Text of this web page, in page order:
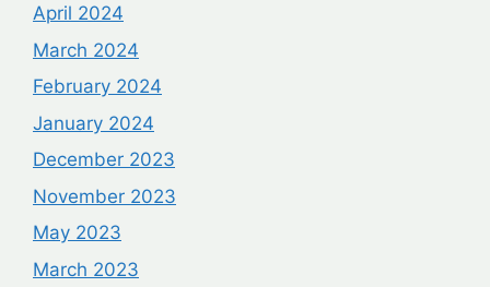
April 2024
March 2024
February 2024
January 2024
December 2023
November 2023
May 2023
March 2023